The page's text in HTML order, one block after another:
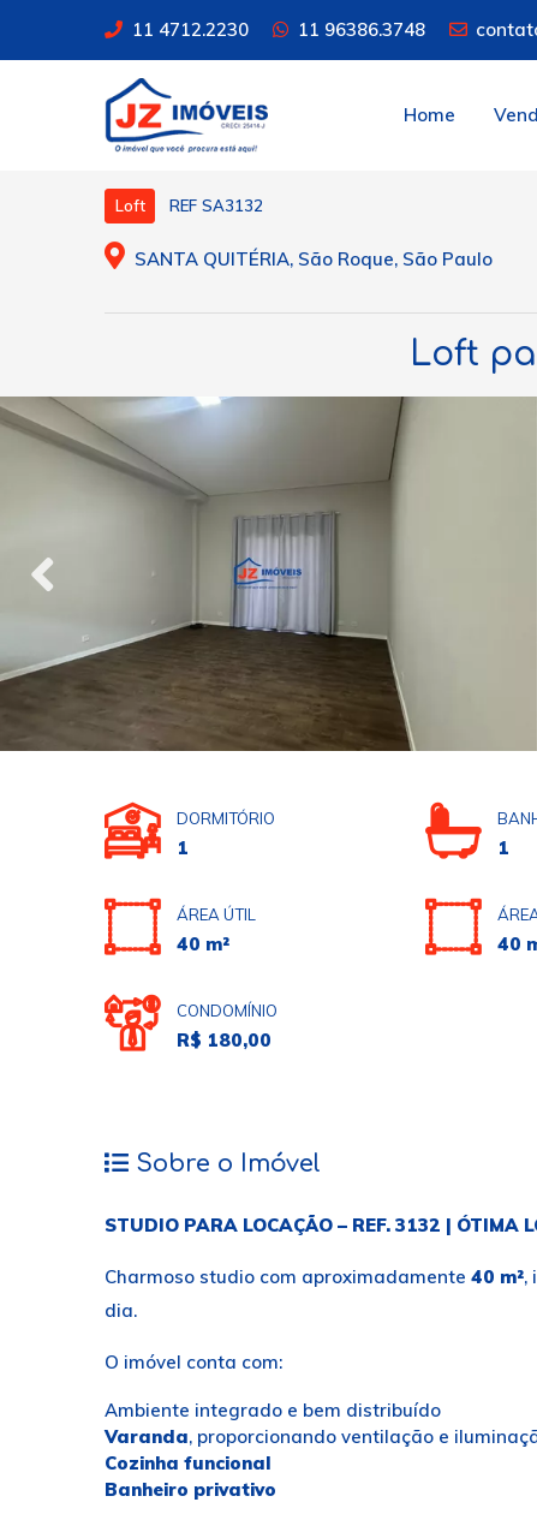
11 4712.2230 11 96386.3748
Home
Loft REF SA3132
SANTA QUITÉRIA, São Roque, São Paulo
Loft
DORMITÓRIO
1 1
ÁREA ÚTIL
40 m² 40
CONDOMÍNIO
R$ 180,00
Sobre o Imóvel
STUDIO PARA LOCAÇÃO – REF. 3132 | ÓTIMA
Charmoso studio com aproximadamente 40 m²,
dia.
O imóvel conta com:
Ambiente integrado e bem distribuído
Varanda, proporcionando ventilação e
Cozinha funcional
Banheiro privativo